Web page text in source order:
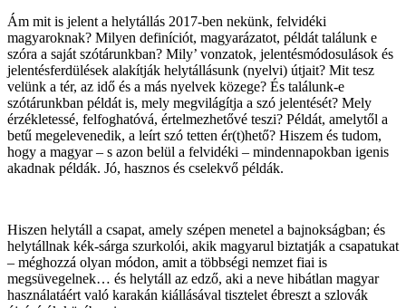
Ám mit is jelent a helytállás 2017-ben nekünk, felvidéki
magyaroknak? Milyen definíciót, magyarázatot, példát találunk e
szóra a saját szótárunkban? Mily’ vonzatok, jelentésmódosulások és
jelentésferdülések alakítják helytállásunk (nyelvi) útjait? Mit tesz
velünk a tér, az idő és a más nyelvek közege? És találunk-e
szótárunkban példát is, mely megvilágítja a szó jelentését? Mely
érzékletessé, felfoghatóvá, értelmezhetővé teszi? Példát, amelytől a
betű megelevenedik, a leírt szó tetten ér(t)hető? Hiszem és tudom,
hogy a magyar – s azon belül a felvidéki – mindennapokban igenis
akadnak példák. Jó, hasznos és cselekvő példák.
Hiszen helytáll a csapat, amely szépen menetel a bajnokságban; és
helytállnak kék­­­-sárga szurkolói, akik magyarul biztatják a csapatukat
– méghozzá olyan módon, amit a többségi nemzet fiai is
megsüvegelnek… és helytáll az edző, aki a neve hibátlan magyar
használatáért való karakán kiállásával tisztelet ébreszt a szlovák